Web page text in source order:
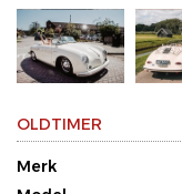
OLDTIMER
Merk